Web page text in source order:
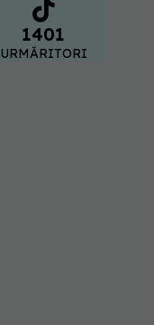
1401
URMĂRITORI